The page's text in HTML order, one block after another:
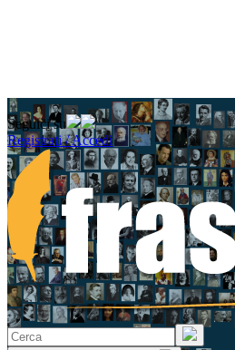
Seguici su
Registrati / Accedi